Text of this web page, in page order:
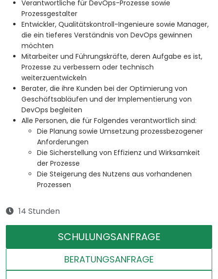
Verantwortliche für DevOps-Prozesse sowie
Prozessgestalter
Entwickler, Qualitätskontroll-Ingenieure sowie Manager,
die ein tieferes Verständnis von DevOps gewinnen
möchten
Mitarbeiter und Führungskräfte, deren Aufgabe es ist,
Prozesse zu verbessern oder technisch
weiterzuentwickeln
Berater, die ihre Kunden bei der Optimierung von
Geschäftsabläufen und der Implementierung von
DevOps begleiten
Alle Personen, die für Folgendes verantwortlich sind:
Die Planung sowie Umsetzung prozessbezogener
Anforderungen
Die Sicherstellung von Effizienz und Wirksamkeit
der Prozesse
Die Steigerung des Nutzens aus vorhandenen
Prozessen
14 Stunden
SCHULUNGSANFRAGE
BERATUNGSANFRAGE